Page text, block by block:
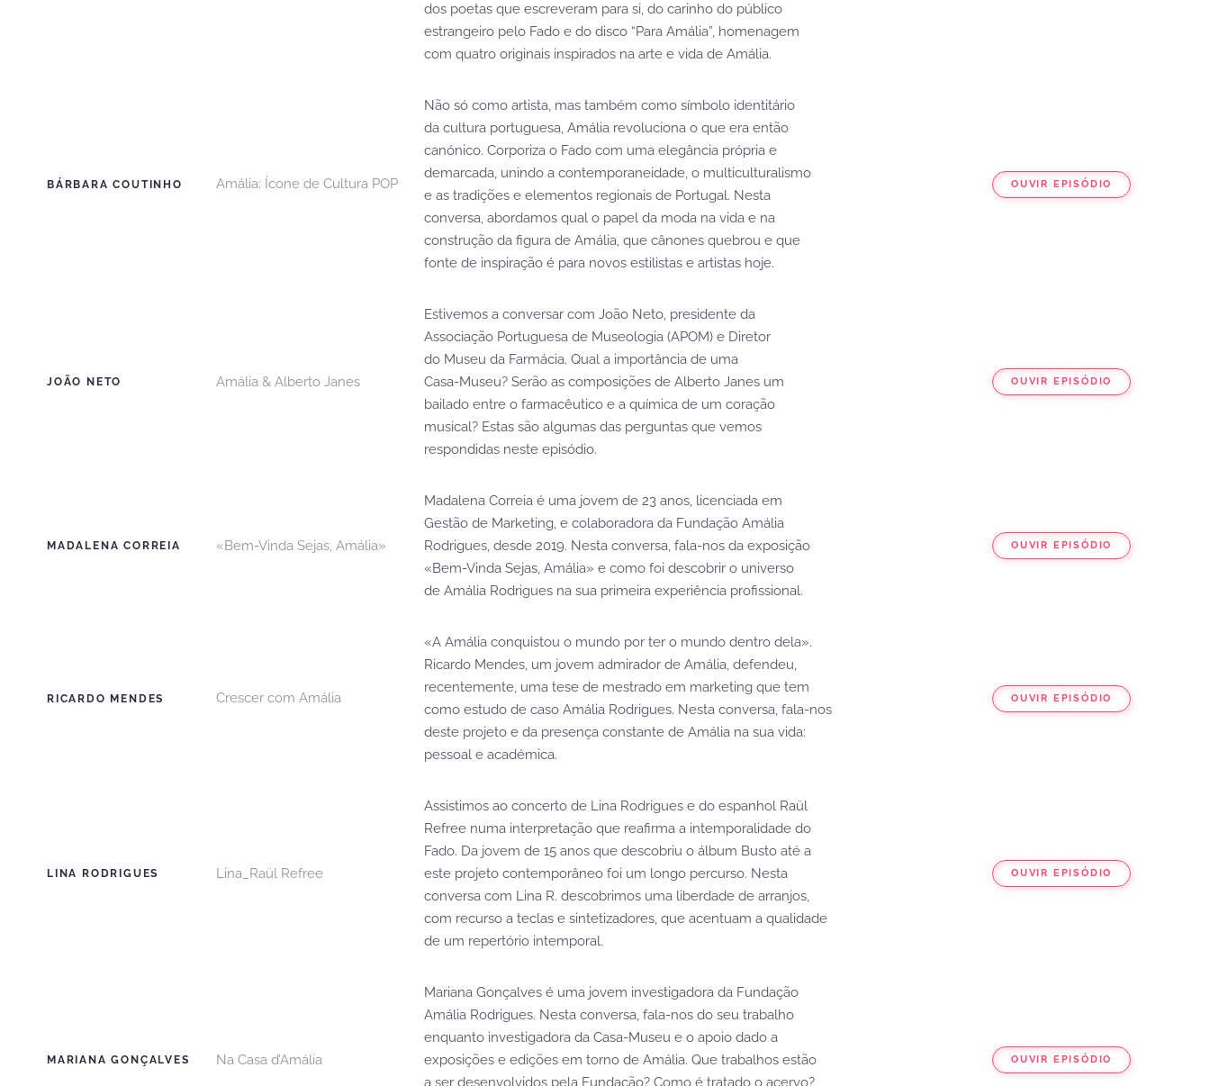
dos poetas que escreveram para si, do carinho do público
estrangeiro pelo Fado e do disco “Para Amália”, homenagem
com quatro originais inspirados na arte e vida de Amália.
BÁRBARA COUTINHO Amália: Ícone de Cultura POP
Não só como artista, mas também como símbolo identitário
da cultura portuguesa, Amália revoluciona o que era então
canónico. Corporiza o Fado com uma elegância própria e
demarcada, unindo a contemporaneidade, o multiculturalismo
e as tradições e elementos regionais de Portugal. Nesta
conversa, abordamos qual o papel da moda na vida e na
construção da figura de Amália, que cânones quebrou e que
fonte de inspiração é para novos estilistas e artistas hoje.
OUVIR EPISÓDIO
JOÃO NETO Amália & Alberto Janes
Estivemos a conversar com João Neto, presidente da
Associação Portuguesa de Museologia (APOM) e Diretor
do Museu da Farmácia. Qual a importância de uma
Casa-Museu? Serão as composições de Alberto Janes um
bailado entre o farmacêutico e a química de um coração
musical? Estas são algumas das perguntas que vemos
respondidas neste episódio.
OUVIR EPISÓDIO
MADALENA CORREIA «Bem-Vinda Sejas, Amália»
Madalena Correia é uma jovem de 23 anos, licenciada em
Gestão de Marketing, e colaboradora da Fundação Amália
Rodrigues, desde 2019. Nesta conversa, fala-nos da exposição
«Bem-Vinda Sejas, Amália» e como foi descobrir o universo
de Amália Rodrigues na sua primeira experiência profissional.
OUVIR EPISÓDIO
RICARDO MENDES Crescer com Amália
«A Amália conquistou o mundo por ter o mundo dentro dela».
Ricardo Mendes, um jovem admirador de Amália, defendeu,
recentemente, uma tese de mestrado em marketing que tem
como estudo de caso Amália Rodrigues. Nesta conversa, fala-nos
deste projeto e da presença constante de Amália na sua vida:
pessoal e académica.
OUVIR EPISÓDIO
LINA RODRIGUES Lina_Raül Refree
Assistimos ao concerto de Lina Rodrigues e do espanhol Raül
Refree numa interpretação que reafirma a intemporalidade do
Fado. Da jovem de 15 anos que descobriu o álbum Busto até a
este projeto contemporâneo foi um longo percurso. Nesta
conversa com Lina R. descobrimos uma liberdade de arranjos,
com recurso a teclas e sintetizadores, que acentuam a qualidade
de um repertório intemporal.
OUVIR EPISÓDIO
MARIANA GONÇALVES Na Casa d’Amália
Mariana Gonçalves é uma jovem investigadora da Fundação
Amália Rodrigues. Nesta conversa, fala-nos do seu trabalho
enquanto investigadora da Casa-Museu e o apoio dado a
exposições e edições em torno de Amália. Que trabalhos estão
a ser desenvolvidos pela Fundação? Como é tratado o acervo?
OUVIR EPISÓDIO